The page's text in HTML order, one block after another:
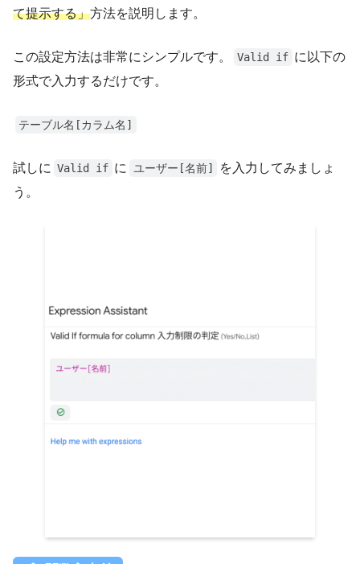
て提示する」方法を説明します。
この設定方法は非常にシンプルです。 Valid if に以下の
形式で入力するだけです。
テーブル名[カラム名]
試しに Valid if に ユーザー[名前]
を入力してみましょ
う。